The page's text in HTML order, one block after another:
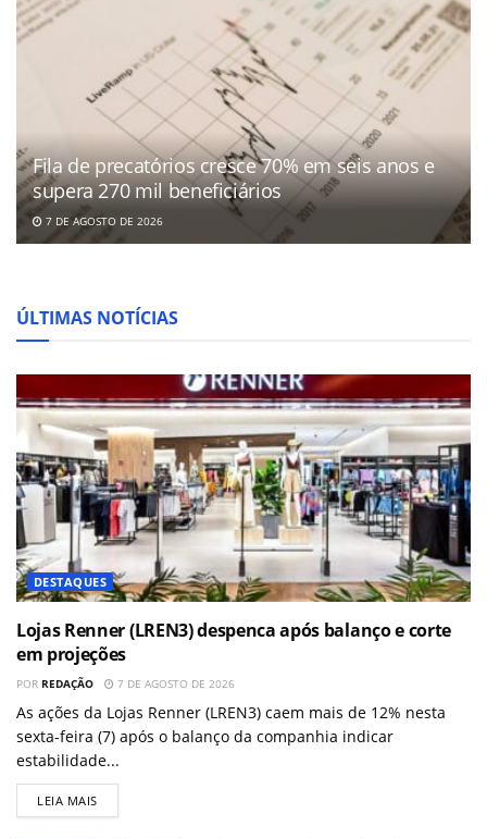
Fila de precatórios cresce 70% em seis anos e
supera 270 mil beneficiários
7 DE AGOSTO DE 2026
ÚLTIMAS NOTÍCIAS
DESTAQUES
Lojas Renner (LREN3) despenca após balanço e corte
em projeções
POR REDAÇÃO 7 DE AGOSTO DE 2026
As ações da Lojas Renner (LREN3) caem mais de 12% nesta
sexta-feira (7) após o balanço da companhia indicar
estabilidade...
LEIA MAIS